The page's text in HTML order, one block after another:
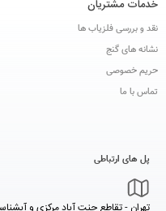
خدمات مشتریان
نقد و بررسی فلزیاب ها
نشانه های گنج
حریم خصوصی
تماس با ما
پل های ارتباطی
تهران - تقاطع جنت آباد مرکزی و